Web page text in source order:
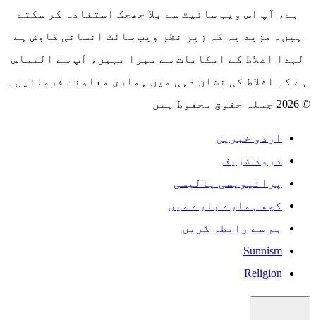
ہے، آپ اس ویب سائیٹ سے بلا جھجک استفادہ کر سکتے
ہیں۔ مزید یہ کہ زیر نظر ویب سائٹ انسانی کاوش ہے
لہذا اغلاط کے امکانات سے مبرا نہیں، آپ سے التماس
ہے کہ اغلاط کی نشان دہی میں ہماری معاونت فرمائیں۔
© 2026 جملہ حقوق محفوظ ہیں
اردو خبریں
درود شریف
پرائیویسی پالیسی
کچھ ہمارے بارے میں
ہم سے رابطہ کریں
Sunnism
Religion